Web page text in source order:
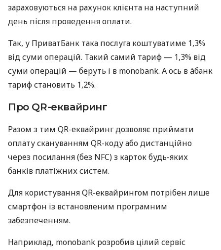
зараховуються на рахунок клієнта на наступний
день після проведення оплати.
Так, у ПриватБанк така послуга коштуватиме 1,3%
від суми операцій. Такий самий тариф — 1,3% від
суми операцій — беруть і в monobank. А ось в àбанк
тариф становить 1,2%.
Про QR-еквайринг
Разом з тим QR-еквайринг дозволяє приймати
оплату скануванням QR-коду або дистанційно
через посилання (без NFC) з карток будь-яких
банків платіжних систем.
Для користування QR-еквайрингом потрібен лише
смартфон із встановленим програмним
забезпеченням.
Наприклад, monobank розробив цілий сервіс